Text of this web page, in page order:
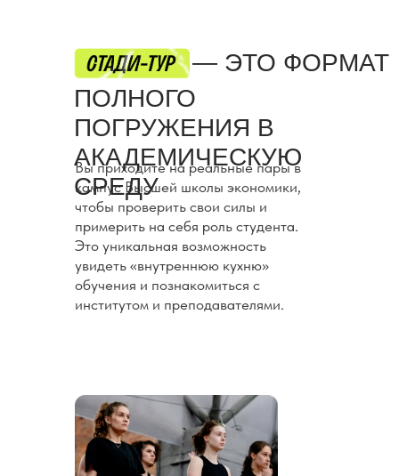
Вы приходите на реальные пары в
кампус Высшей школы экономики,
чтобы проверить свои силы и
примерить на себя роль студента.
Это уникальная возможность
увидеть «внутреннюю кухню»
обучения и познакомиться с
институтом и преподавателями.
ПОЛНОГО
ПОГРУЖЕНИЯ В
АКАДЕМИЧЕСКУЮ
СРЕДУ
— ЭТО ФОРМАТ